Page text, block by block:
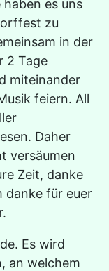
es uns
zu
in der
2 Tage
miteinander
feiern. All
Daher
versäumen
Zeit, danke
danke für euer
Es wird
an welchem